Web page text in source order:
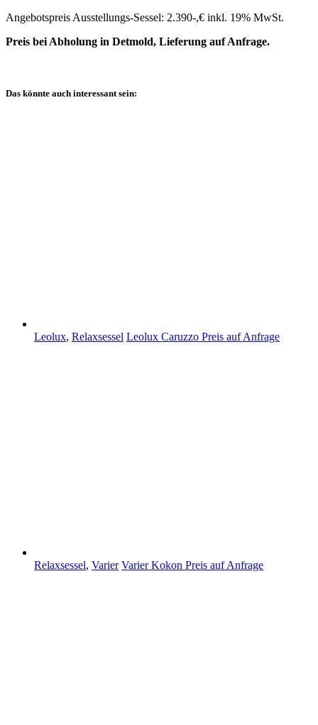
Angebotspreis Ausstellungs-Sessel: 2.390-,€ inkl. 19% MwSt.
Preis bei Abholung in Detmold, Lieferung auf Anfrage.
Das könnte auch interessant sein:
Leolux, Relaxsessel Leolux Caruzzo Preis auf Anfrage
Relaxsessel, Varier Varier Kokon Preis auf Anfrage